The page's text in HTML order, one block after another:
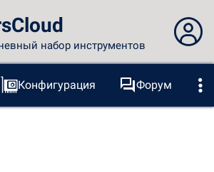
набор инструментов
Вы не вошли в систему...
Вход на сайт
Конфигурация
Форум
BSOD Инструменты